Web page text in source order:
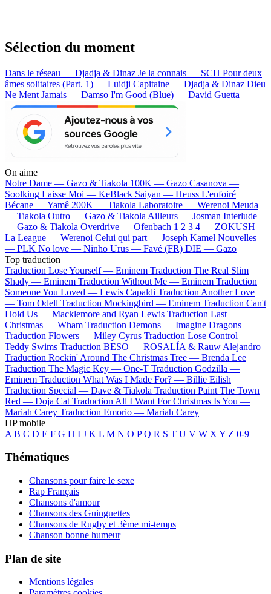
Sélection du moment
Dans le réseau — Djadja & Dinaz Je la connais — SCH Pour deux
âmes solitaires (Part. 1) — Luidji Capitaine — Djadja & Dinaz Dieu
Ne Ment Jamais — Damso I'm Good (Blue) — David Guetta
On aime
Notre Dame — Gazo & Tiakola 100K — Gazo Casanova —
Soolking Laisse Moi — KeBlack Saiyan — Heuss L'enfoiré
Bécane —Yamê 200K — Tiakola Laboratoire — Werenoi Meuda
— Tiakola Outro — Gazo & Tiakola Ailleurs — Josman Interlude
— Gazo & Tiakola Overdrive — Ofenbach 1 2 3 4 — ZOKUSH
La League — Werenoi Celui qui part — Joseph Kamel Nouvelles
— PLK No love — Ninho Urus — Favé (FR) DIE — Gazo
Top traduction
Traduction Lose Yourself — Eminem Traduction The Real Slim
Shady — Eminem Traduction Without Me — Eminem Traduction
Someone You Loved — Lewis Capaldi Traduction Another Love
— Tom Odell Traduction Mockingbird — Eminem Traduction Can't
Hold Us — Macklemore and Ryan Lewis Traduction Last
Christmas — Wham Traduction Demons — Imagine Dragons
Traduction Flowers — Miley Cyrus Traduction Lose Control —
Teddy Swims Traduction BESO — ROSALÍA & Rauw Alejandro
Traduction Rockin' Around The Christmas Tree — Brenda Lee
Traduction The Magic Key — One-T Traduction Godzilla —
Eminem Traduction What Was I Made For? — Billie Eilish
Traduction Special — Dave & Tiakola Traduction Paint The Town
Red — Doja Cat Traduction All I Want For Christmas Is You —
Mariah Carey Traduction Emorio — Mariah Carey
HP mobile
A B C D E F G H I J K L M N O P Q R S T U V W X Y Z 0-9
Thématiques
Chansons pour faire le sexe
Rap Français
Chansons d'amour
Chansons des Guinguettes
Chansons de Rugby et 3ème mi-temps
Chanson bonne humeur
Plan de site
Mentions légales